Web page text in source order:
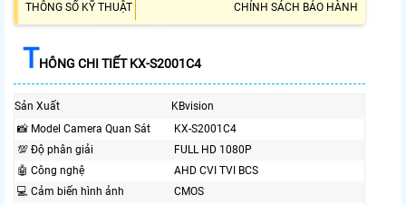
THÔNG SỐ KỸ THUẬT CHÍNH SÁCH BẢO HÀNH
THÔNG CHI TIẾT KX-S2001C4
Sản Xuất
KBvision
📸 Model Camera Quan Sát
KX-S2001C4
💯 Độ phân giải
FULL HD 1080P
🤖️ Công nghệ
AHD CVI TVI BCS
💻 Cảm biến hình ảnh
CMOS